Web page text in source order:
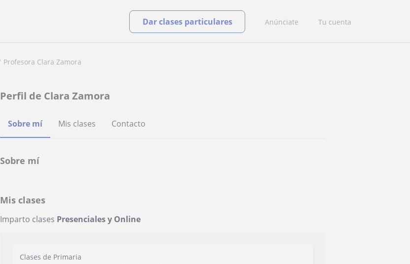
Anúnciate Tu cuenta
Dar clases particulares
Profesora Clara Zamora
Perfil de Clara Zamora
Sobre mí Mis clases Contacto
Sobre mí
Mis clases
Imparto clases Presenciales y Online
Clases de Primaria